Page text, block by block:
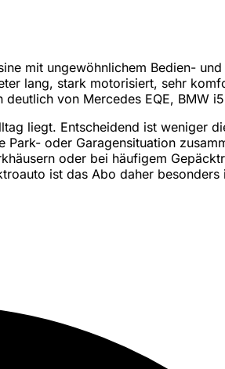
mit ungewöhnlichem Bedien-
lang, stark motorisiert, sehr
von Mercedes EQE, BMW
liegt. Entscheidend ist weniger
oder Garagensituation
oder bei häufigem
ist das Abo daher besonders